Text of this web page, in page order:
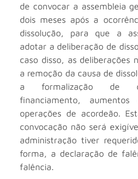
de convocar a assembleia
dois meses após a
dissolução, para que a
adotar a deliberação de
caso disso, as deliberações
a remoção da causa de
a formalização de
financiamento,
operações de acordeão.
convocação não será
administração tiver
forma, a declaração de
falência.